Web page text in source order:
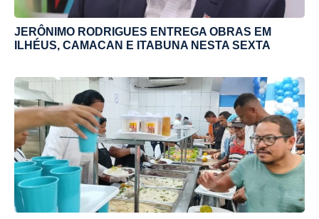
JERÔNIMO RODRIGUES ENTREGA OBRAS EM
ILHÉUS, CAMACAN E ITABUNA NESTA SEXTA